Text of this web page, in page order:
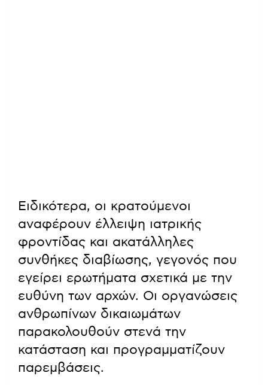
Ειδικότερα, οι κρατούμενοι
αναφέρουν έλλειψη ιατρικής
φροντίδας και ακατάλληλες
συνθήκες διαβίωσης, γεγονός που
εγείρει ερωτήματα σχετικά με την
ευθύνη των αρχών. Οι οργανώσεις
ανθρωπίνων δικαιωμάτων
παρακολουθούν στενά την
κατάσταση και προγραμματίζουν
παρεμβάσεις.